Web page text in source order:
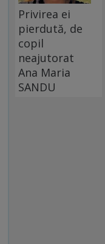
Privirea ei
pierdută, de
copil
neajutorat
Ana Maria
SANDU